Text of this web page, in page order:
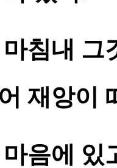
침내
재앙이
음에 있